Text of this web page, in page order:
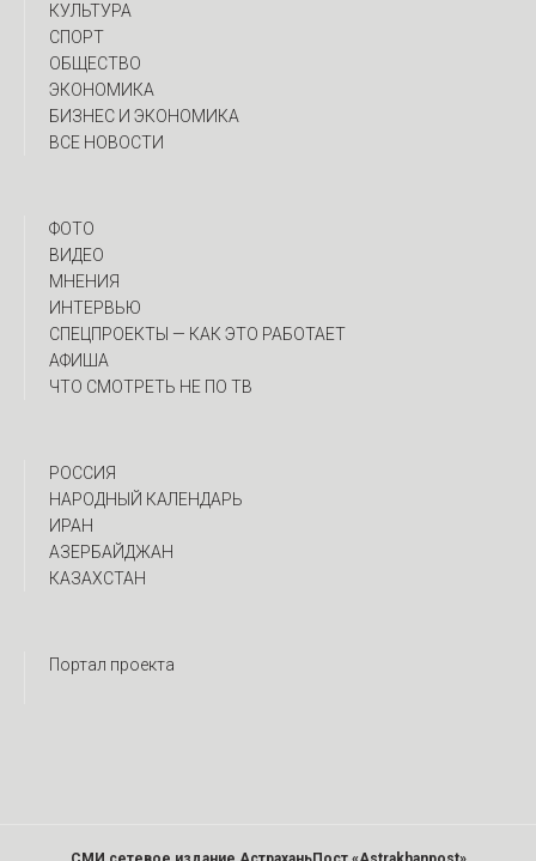
КУЛЬТУРА
СПОРТ
ОБЩЕСТВО
ЭКОНОМИКА
БИЗНЕС И ЭКОНОМИКА
ВСЕ НОВОСТИ
ФОТО
ВИДЕО
МНЕНИЯ
ИНТЕРВЬЮ
CПЕЦПРОЕКТЫ — КАК ЭТО РАБОТАЕТ
АФИША
ЧТО СМОТРЕТЬ НЕ ПО ТВ
РОССИЯ
НАРОДНЫЙ КАЛЕНДАРЬ
ИРАН
АЗЕРБАЙДЖАН
КАЗАХСТАН
Портал проекта